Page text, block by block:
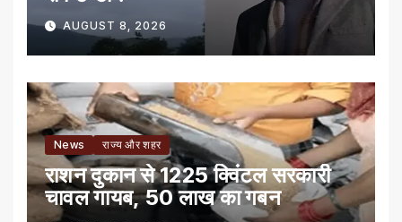
AUGUST 8, 2026
News राज्य और शहर
राशन दुकान से 1225 क्विंटल सरकारी
चावल गायब, 50 लाख का गबन